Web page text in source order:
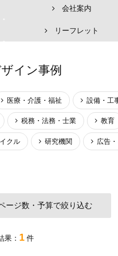
会社案内
リーフレット
イン事例
医療・介護・福祉 設備・工
税務・法務・士業 教育
クル 研究機関 広告
ージ数・予算で絞り込む
果： 1件